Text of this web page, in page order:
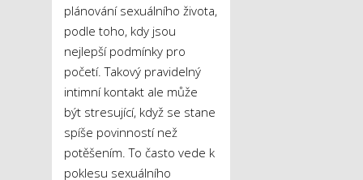
plánování sexuálního života,
podle toho, kdy jsou
nejlepší podmínky pro
početí. Takový pravidelný
intimní kontakt ale může
být stresující, když se stane
spíše povinností než
potěšením. To často vede k
poklesu sexuálního